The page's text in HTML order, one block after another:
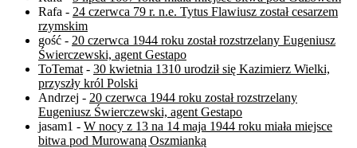
Rafa - 24 czerwca 79 r. n.e. Tytus Flawiusz został cesarzem
rzymskim
gość - 20 czerwca 1944 roku został rozstrzelany Eugeniusz
Świerczewski, agent Gestapo
ToTemat - 30 kwietnia 1310 urodził się Kazimierz Wielki,
przyszły król Polski
Andrzej - 20 czerwca 1944 roku został rozstrzelany
Eugeniusz Świerczewski, agent Gestapo
jasam1 - W nocy z 13 na 14 maja 1944 roku miała miejsce
bitwa pod Murowaną Oszmianką